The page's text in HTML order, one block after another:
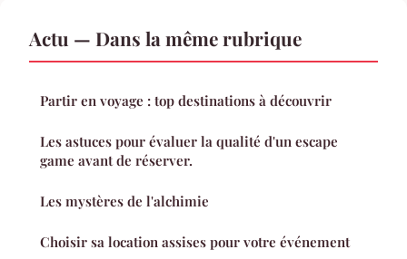
Actu — Dans la même rubrique
Partir en voyage : top destinations à découvrir
Les astuces pour évaluer la qualité d'un escape
game avant de réserver.
Les mystères de l'alchimie
Choisir sa location assises pour votre événement